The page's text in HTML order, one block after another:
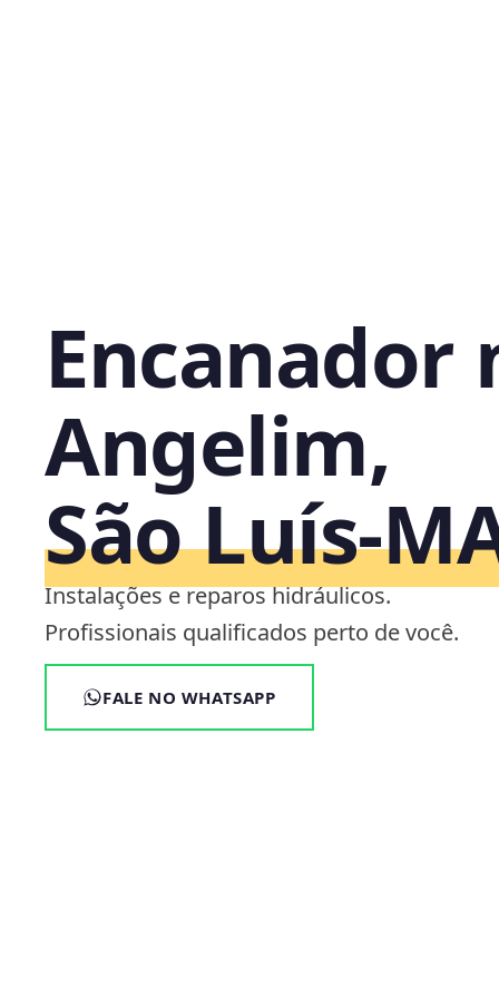
Encanador
Angelim,
São
Instalações e reparos hidráulicos.
Profissionais qualificados perto de você.
FALE NO WHATSAPP